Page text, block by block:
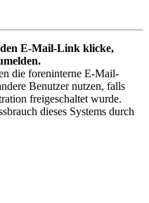
E-Mail-Link klicke,
die foreninterne E-Mail-
Benutzer nutzen, falls
freigeschaltet wurde.
dieses Systems durch